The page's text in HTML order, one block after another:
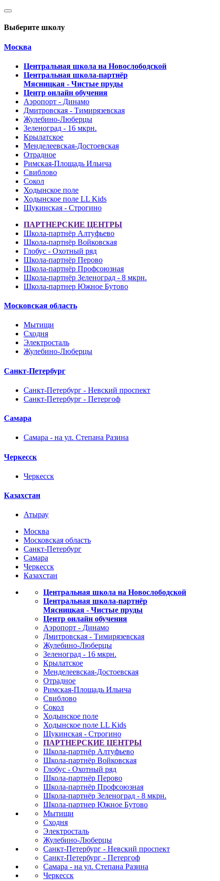
Выберите школу
Москва
Центральная школа на Новослободской
Центральная школа-партнёр
Мясницкая - Чистые пруды
Центр онлайн обучения
Аэропорт - Динамо
Дмитровская - Тимирязевская
Жулебино-Люберцы
Зеленоград - 16 мкрн.
Крылатское
Менделеевская-Достоевская
Отрадное
Римская-Площадь Ильича
Свиблово
Сокол
Ходынское поле
Ходынское поле LL Kids
Щукинская - Строгино
ПАРТНЕРСКИЕ ЦЕНТРЫ
Школа-партнёр Алтуфьево
Школа-партнёр Войковская
Глобус - Охотный ряд
Школа-партнёр Перово
Школа-партнёр Профсоюзная
Школа-партнёр Зеленоград - 8 мкрн.
Школа-партнер Южное Бутово
Московская область
Мытищи
Сходня
Электросталь
Жулебино-Люберцы
Санкт-Петербург
Санкт-Петербург - Невский проспект
Санкт-Петербург - Петергоф
Самара
Самара - на ул. Степана Разина
Черкесск
Черкесск
Казахстан
Атырау
Москва
Московская область
Санкт-Петербург
Самара
Черкесск
Казахстан
Центральная школа на Новослободской
Центральная школа-партнёр
Мясницкая - Чистые пруды
Центр онлайн обучения
Аэропорт - Динамо
Дмитровская - Тимирязевская
Жулебино-Люберцы
Зеленоград - 16 мкрн.
Крылатское
Менделеевская-Достоевская
Отрадное
Римская-Площадь Ильича
Свиблово
Сокол
Ходынское поле
Ходынское поле LL Kids
Щукинская - Строгино
ПАРТНЕРСКИЕ ЦЕНТРЫ
Школа-партнёр Алтуфьево
Школа-партнёр Войковская
Глобус - Охотный ряд
Школа-партнёр Перово
Школа-партнёр Профсоюзная
Школа-партнёр Зеленоград - 8 мкрн.
Школа-партнер Южное Бутово
Мытищи
Сходня
Электросталь
Жулебино-Люберцы
Санкт-Петербург - Невский проспект
Санкт-Петербург - Петергоф
Самара - на ул. Степана Разина
Черкесск